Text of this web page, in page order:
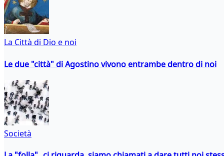
La Città di Dio e noi
Le due "città" di Agostino vivono entrambe dentro di noi
Società